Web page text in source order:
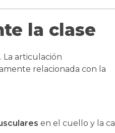
la clase
. La articulación
relacionada con la
en el cuello y la